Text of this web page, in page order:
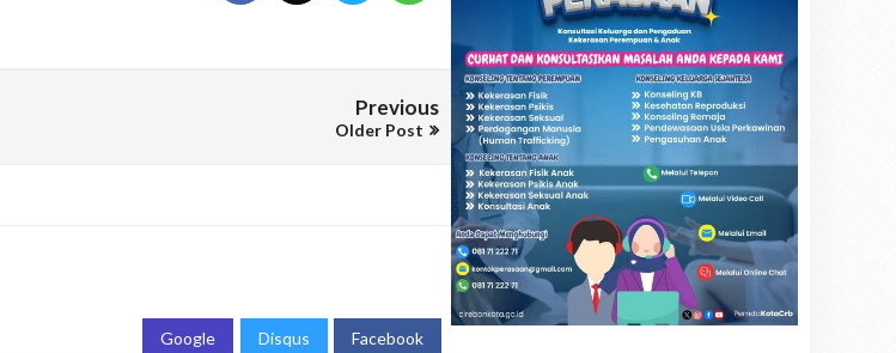
Previous
Older Post
Google Disqus Facebook